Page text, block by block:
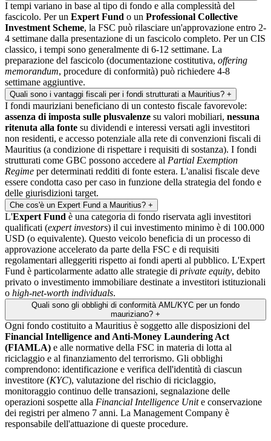
I tempi variano in base al tipo di fondo e alla complessità del
fascicolo. Per un Expert Fund o un Professional Collective
Investment Scheme, la FSC può rilasciare un'approvazione entro 2-
4 settimane dalla presentazione di un fascicolo completo. Per un CIS
classico, i tempi sono generalmente di 6-12 settimane. La
preparazione del fascicolo (documentazione costitutiva, offering
memorandum, procedure di conformità) può richiedere 4-8
settimane aggiuntive.
Quali sono i vantaggi fiscali per i fondi strutturati a Mauritius? +
I fondi mauriziani beneficiano di un contesto fiscale favorevole:
assenza di imposta sulle plusvalenze su valori mobiliari, nessuna
ritenuta alla fonte su dividendi e interessi versati agli investitori
non residenti, e accesso potenziale alla rete di convenzioni fiscali di
Mauritius (a condizione di rispettare i requisiti di sostanza). I fondi
strutturati come GBC possono accedere al Partial Exemption
Regime per determinati redditi di fonte estera. L'analisi fiscale deve
essere condotta caso per caso in funzione della strategia del fondo e
delle giurisdizioni target.
Che cos'è un Expert Fund a Mauritius? +
L'Expert Fund è una categoria di fondo riservata agli investitori
qualificati (expert investors) il cui investimento minimo è di 100.000
USD (o equivalente). Questo veicolo beneficia di un processo di
approvazione accelerato da parte della FSC e di requisiti
regolamentari alleggeriti rispetto ai fondi aperti al pubblico. L'Expert
Fund è particolarmente adatto alle strategie di private equity, debito
privato o investimento immobiliare destinate a investitori istituzionali
o high-net-worth individuals.
Quali sono gli obblighi di conformità AML/KYC per un fondo
mauriziano? +
Ogni fondo costituito a Mauritius è soggetto alle disposizioni del
Financial Intelligence and Anti-Money Laundering Act
(FIAMLA) e alle normative della FSC in materia di lotta al
riciclaggio e al finanziamento del terrorismo. Gli obblighi
comprendono: identificazione e verifica dell'identità di ciascun
investitore (KYC), valutazione del rischio di riciclaggio,
monitoraggio continuo delle transazioni, segnalazione delle
operazioni sospette alla Financial Intelligence Unite conservazione
dei registri per almeno 7 anni. La Management Company è
responsabile dell'attuazione di queste procedure.